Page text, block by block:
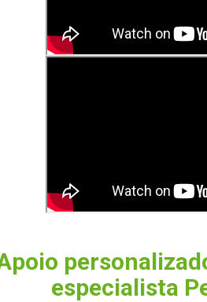
especialista